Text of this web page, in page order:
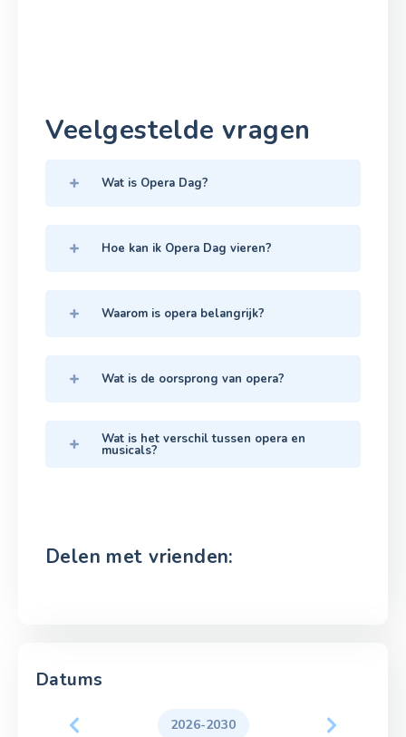
Veelgestelde vragen
Wat is Opera Dag?
Hoe kan ik Opera Dag vieren?
Waarom is opera belangrijk?
Wat is de oorsprong van opera?
Wat is het verschil tussen opera en
musicals?
Delen met vrienden:
Datums
2026-2030